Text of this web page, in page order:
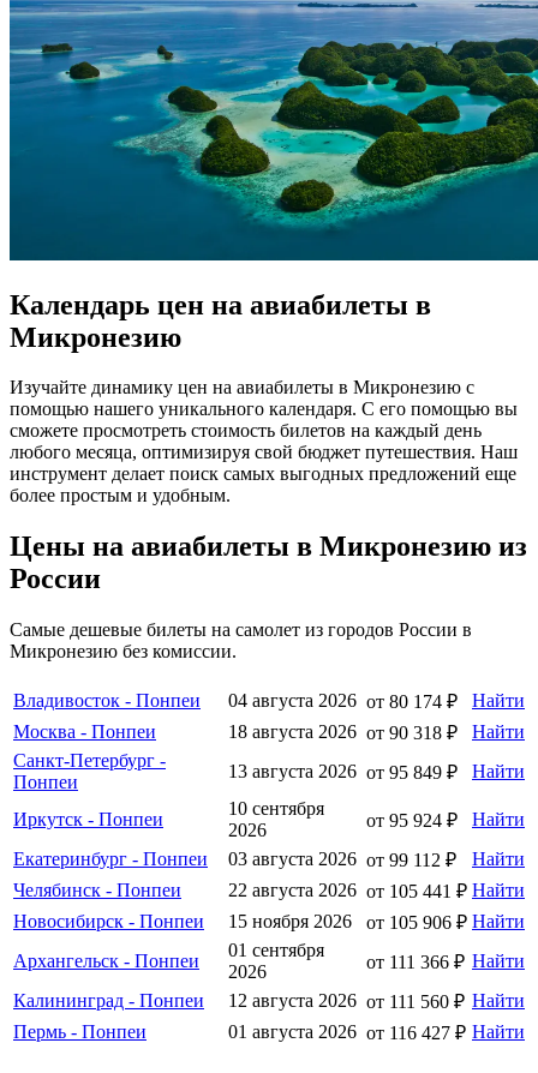
Календарь цен на авиабилеты в
Микронезию
Изучайте динамику цен на авиабилеты в Микронезию с
помощью нашего уникального календаря. С его помощью вы
сможете просмотреть стоимость билетов на каждый день
любого месяца, оптимизируя свой бюджет путешествия. Наш
инструмент делает поиск самых выгодных предложений еще
более простым и удобным.
Цены на авиабилеты в Микронезию из
России
Самые дешевые билеты на самолет из городов России в
Микронезию без комиссии.
Владивосток - Понпеи 04 августа 2026 от 80 174 ₽
Найти
Москва - Понпеи
18 августа 2026 от 90 318 ₽
Найти
Санкт-Петербург -
Понпеи
13 августа 2026 от 95 849 ₽ Найти
Иркутск - Понпеи
10 сентября
2026
от 95 924 ₽
Найти
Екатеринбург - Понпеи
03 августа 2026 от 99 112 ₽
Найти
Челябинск - Понпеи
22 августа 2026 от 105 441 ₽ Найти
Новосибирск - Понпеи
15 ноября 2026 от 105 906 ₽ Найти
Архангельск - Понпеи
01 сентября
2026
от 111 366 ₽ Найти
Калининград - Понпеи
12 августа 2026 от 111 560 ₽ Найти
Пермь - Понпеи
01 августа 2026 от 116 427 ₽ Найти